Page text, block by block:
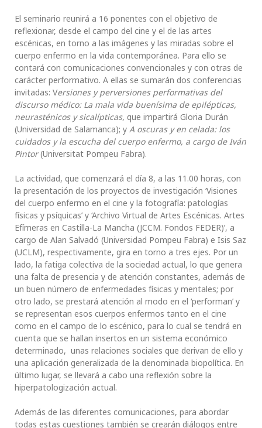
El seminario reunirá a 16 ponentes con el objetivo de
reflexionar, desde el campo del cine y el de las artes
escénicas, en torno a las imágenes y las miradas sobre el
cuerpo enfermo en la vida contemporánea. Para ello se
contará con comunicaciones convencionales y con otras de
carácter performativo. A ellas se sumarán dos conferencias
invitadas: Versiones y perversiones performativas del
discurso médico: La mala vida buenísima de epilépticas,
neurasténicos y sicalípticas, que impartirá Gloria Durán
(Universidad de Salamanca); y A oscuras y en celada: los
cuidados y la escucha del cuerpo enfermo, a cargo de Iván
Pintor(Universitat Pompeu Fabra).
La actividad, que comenzará el día 8, a las 11.00 horas, con
la presentación de los proyectos de investigación ‘Visiones
del cuerpo enfermo en el cine y la fotografía: patologías
físicas y psíquicas’ y ‘Archivo Virtual de Artes Escénicas. Artes
Efímeras en Castilla-La Mancha (JCCM. Fondos FEDER)’, a
cargo de Alan Salvadó (Universidad Pompeu Fabra) e Isis Saz
(UCLM), respectivamente, gira en torno a tres ejes. Por un
lado, la fatiga colectiva de la sociedad actual, lo que genera
una falta de presencia y de atención constantes, además de
un buen número de enfermedades físicas y mentales; por
otro lado, se prestará atención al modo en el ‘performan’ y
se representan esos cuerpos enfermos tanto en el cine
como en el campo de lo escénico, para lo cual se tendrá en
cuenta que se hallan insertos en un sistema económico
determinado, unas relaciones sociales que derivan de ello y
una aplicación generalizada de la denominada biopolítica. En
último lugar, se llevará a cabo una reflexión sobre la
hiperpatologización actual.
Además de las diferentes comunicaciones, para abordar
todas estas cuestiones también se crearán diálogos entre